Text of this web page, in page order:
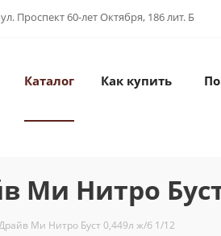
Проспект 60-лет Октября, 186 лит. Б
Каталог Как купить
Ми Нитро
Ми Нитро Буст 0,449л ж/б 1/12